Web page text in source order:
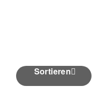
Sortieren